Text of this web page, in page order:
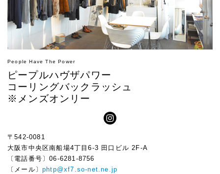
People Have The Power
ピープルハヴザパワー
コーリングバックラッシュ
※メンズオンリー
〒542-0081
大阪市中央区南船場4丁目6-3 田口ビル 2F-A
〔電話番号〕06-6281-8756
〔メール〕 phtp@xf7.so-net.ne.jp